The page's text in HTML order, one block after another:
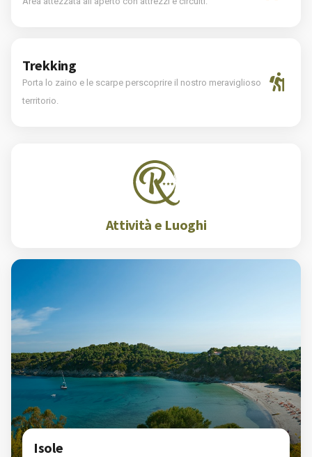
Trekking
Porta lo zaino e le scarpe perscoprire il nostro meraviglioso
territorio.
Attività e Luoghi
Isole